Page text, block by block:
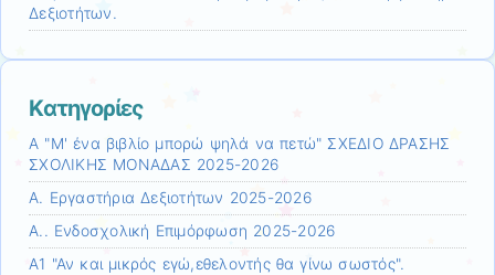
Δεξιοτήτων.
Kατηγορίες
Α "Μ' ένα βιβλίο μπορώ ψηλά να πετώ" ΣΧΕΔΙΟ ΔΡΑΣΗΣ
ΣΧΟΛΙΚΗΣ ΜΟΝΑΔΑΣ 2025-2026
Α. Εργαστήρια Δεξιοτήτων 2025-2026
Α.. Ενδοσχολική Επιμόρφωση 2025-2026
Α1 "Αν και μικρός εγώ,εθελοντής θα γίνω σωστός".